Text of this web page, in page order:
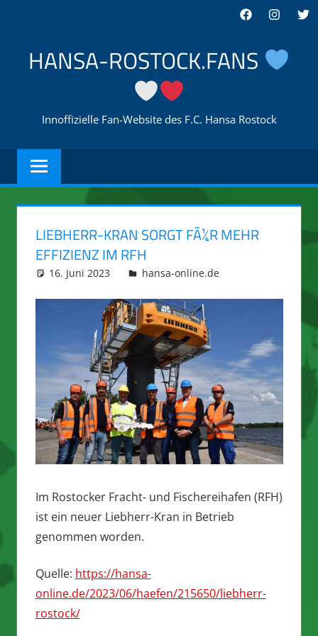
springen
Facebook
HANSA-ROSTOCK.FANS
Innoffizielle Fan-Website des F.C. Hansa Rostock
LIEBHERR-KRAN SORGT FÃ¼R MEHR
EFFIZIENZ IM RFH
16. Juni 2023 integromat
hansa-online.de
Im Rostocker Fracht- und Fischereihafen (RFH)
ist ein neuer Liebherr-Kran in Betrieb
genommen worden.
Quelle: https://hansa-
online.de/2023/06/haefen/215650/liebherr-
rostock/